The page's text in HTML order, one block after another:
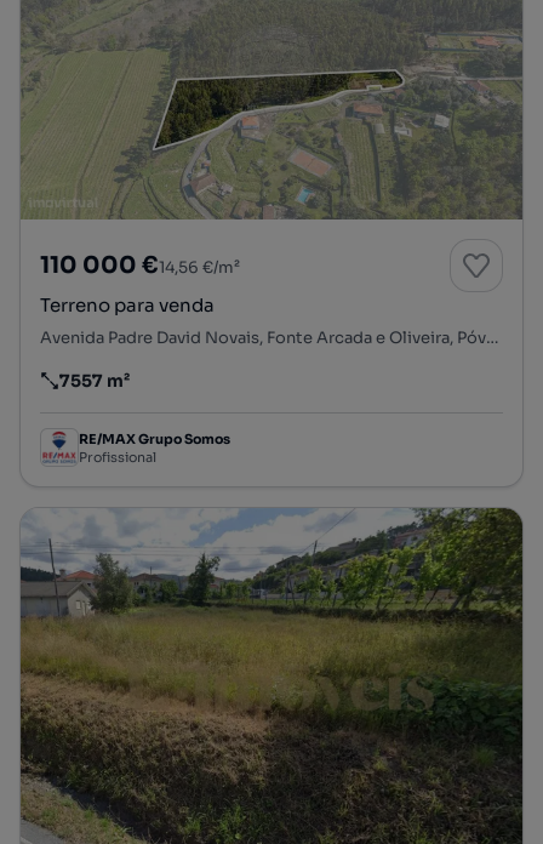
110 000 €14,56 €/m²
Terreno para venda
Avenida Padre David Novais, Fonte Arcada e Oliveira, Póvoa de Lanhoso, Braga
Preço por metro quadrado
7557 m²
RE/MAX Grupo Somos
Profissional